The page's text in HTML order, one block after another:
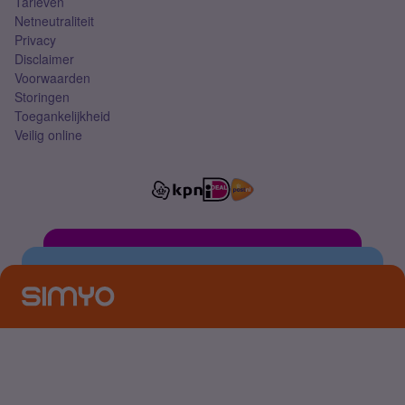
Netneutraliteit
Privacy
Disclaimer
Voorwaarden
Storingen
Toegankelijkheid
Veilig online